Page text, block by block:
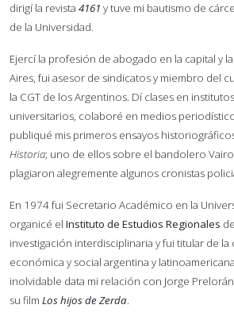
dirigí la revista 4161 y tuve mi bautismo de
de la Universidad.
Ejercí la profesión de abogado en la capital y
Aires, fui asesor de sindicatos y miembro del
la CGT de los Argentinos. Dí clases en
universitarios, colaboré en medios
publiqué mis primeros ensayos
Historia; uno de ellos sobre el bandolero
plagiaron alegremente algunos cronistas
En 1974 fui Secretario Académico en la
organicé el Instituto de Estudios Regionales
investigación interdisciplinaria y fui titular de la
económica y social argentina y
inolvidable data mi relación con Jorge
su film Los hijos de Zerda.